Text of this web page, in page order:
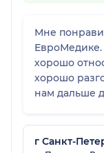
Мне
ЕвроМедике.
хорошо
хорошо
нам дальше
г Санкт-